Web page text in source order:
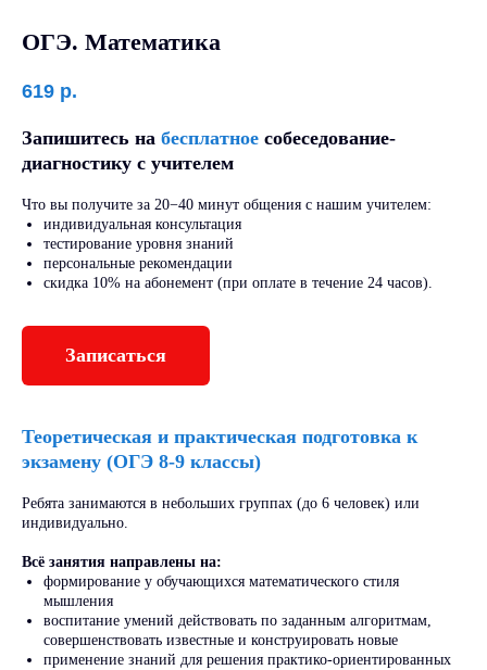
ОГЭ. Математика
619 р.
Запишитесь на бесплатное собеседование-
диагностику с учителем
Что вы получите за 20−40 минут общения с нашим учителем:
индивидуальная консультация
тестирование уровня знаний
персональные рекомендации
скидка 10% на абонемент (при оплате в течение 24 часов).
Записаться
Теоретическая и практическая подготовка к
экзамену (ОГЭ 8-9 классы)
Ребята занимаются в небольших группах (до 6 человек) или
индивидуально.
Всё занятия направлены на:
формирование у обучающихся математического стиля
мышления
воспитание умений действовать по заданным алгоритмам,
совершенствовать известные и конструировать новые
применение знаний для решения практико-ориентированных